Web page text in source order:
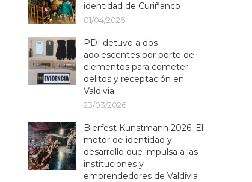
identidad de Curiñanco
01/04/2026
PDI detuvo a dos
adolescentes por porte de
elementos para cometer
delitos y receptación en
Valdivia
23/03/2026
Bierfest Kunstmann 2026: El
motor de identidad y
desarrollo que impulsa a las
instituciones y
emprendedores de Valdivia